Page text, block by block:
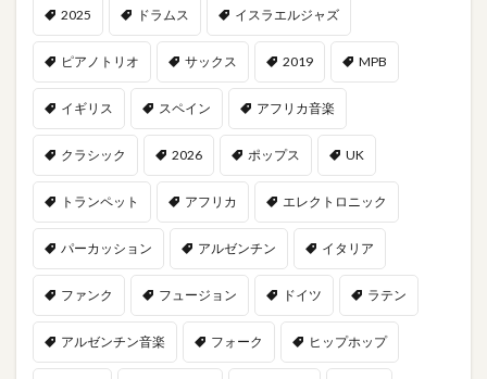
2025 ドラムス イスラエルジャズ
ピアノトリオ サックス 2019 MPB
イギリス スペイン アフリカ音楽
クラシック 2026 ポップス UK
トランペット アフリカ エレクトロニック
パーカッション アルゼンチン イタリア
ファンク フュージョン ドイツ ラテン
アルゼンチン音楽 フォーク ヒップホップ